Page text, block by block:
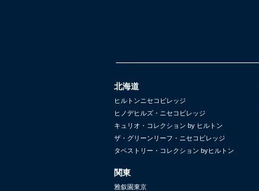
北海道
ヒルトンニセコビレッジ
ヒノデヒルズ・ニセコビレッジ
キュリオ・コレクション by ヒルトン
ザ・グリーンリーフ・ニセコビレッジ
タペストリー・コレクション byヒルトン
関東
雅叙園東京